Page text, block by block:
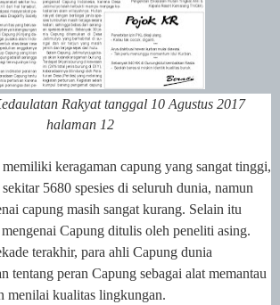
Rakyat tanggal 10 Agustus 2017
halaman 12
keragaman capung yang sangat tinggi,
5680 spesies di seluruh dunia, namun
capung masih sangat kurang. Selain itu
Capung ditulis oleh peneliti asing.
terakhir, para ahli Capung dunia
tentang peran Capung sebagai alat memantau
menilai kualitas lingkungan.